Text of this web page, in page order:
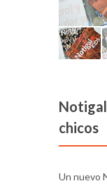
chicos
Un nuevo